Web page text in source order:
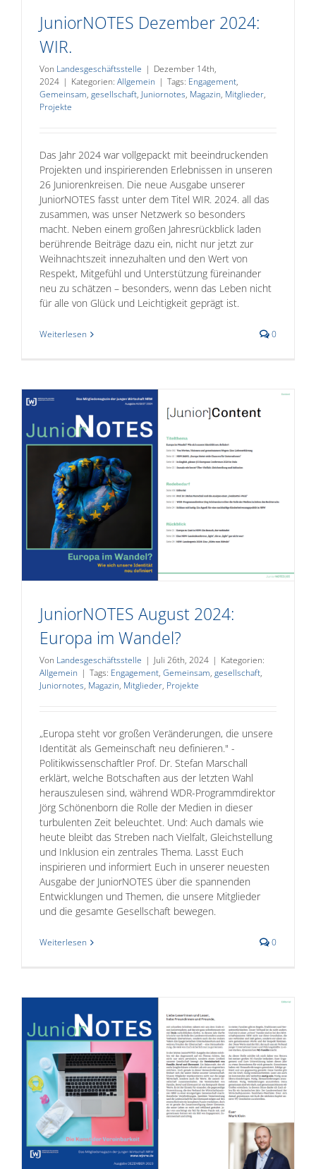
JuniorNOTES Dezember 2024:
WIR.
Von Landesgeschäftsstelle | Dezember 14th,
2024 | Kategorien: Allgemein | Tags: Engagement,
Gemeinsam, gesellschaft, Juniornotes, Magazin, Mitglieder,
Projekte
Das Jahr 2024 war vollgepackt mit beeindruckenden
Projekten und inspirierenden Erlebnissen in unseren
26 Juniorenkreisen. Die neue Ausgabe unserer
JuniorNOTES fasst unter dem Titel WIR. 2024. all das
zusammen, was unser Netzwerk so besonders
macht. Neben einem großen Jahresrückblick laden
berührende Beiträge dazu ein, nicht nur jetzt zur
Weihnachtszeit innezuhalten und den Wert von
Respekt, Mitgefühl und Unterstützung füreinander
neu zu schätzen – besonders, wenn das Leben nicht
für alle von Glück und Leichtigkeit geprägt ist.
Weiterlesen 0
JuniorNOTES August 2024:
Europa im Wandel?
Von Landesgeschäftsstelle | Juli 26th, 2024 | Kategorien:
Allgemein | Tags: Engagement, Gemeinsam, gesellschaft,
Juniornotes, Magazin, Mitglieder, Projekte
„Europa steht vor großen Veränderungen, die unsere
Identität als Gemeinschaft neu definieren." -
Politikwissenschaftler Prof. Dr. Stefan Marschall
erklärt, welche Botschaften aus der letzten Wahl
herauszulesen sind, während WDR-Programmdirektor
Jörg Schönenborn die Rolle der Medien in dieser
turbulenten Zeit beleuchtet. Und: Auch damals wie
heute bleibt das Streben nach Vielfalt, Gleichstellung
und Inklusion ein zentrales Thema. Lasst Euch
inspirieren und informiert Euch in unserer neuesten
Ausgabe der JuniorNOTES über die spannenden
Entwicklungen und Themen, die unsere Mitglieder
und die gesamte Gesellschaft bewegen.
Weiterlesen 0